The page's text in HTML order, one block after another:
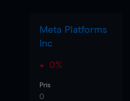
Meta Platforms
Inc
0%
Pris
0